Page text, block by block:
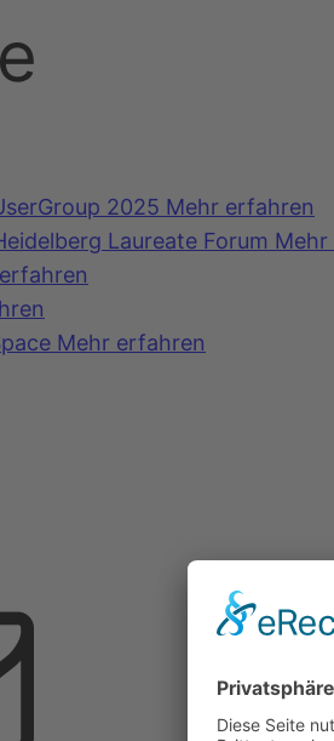
2025 Mehr erfahren
Laureate Forum Mehr
Mehr erfahren